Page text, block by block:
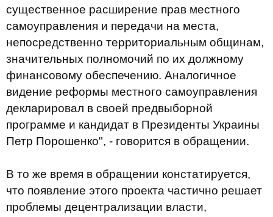
существенное расширение прав местного
самоуправления и передачи на места,
непосредственно территориальным общинам,
значительных полномочий по их должному
финансовому обеспечению. Аналогичное
видение реформы местного самоуправления
декларировал в своей предвыборной
программе и кандидат в Президенты Украины
Петр Порошенко", - говорится в обращении.
В то же время в обращении констатируется,
что появление этого проекта частично решает
проблемы децентрализации власти,